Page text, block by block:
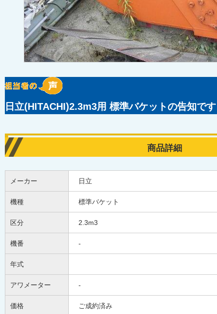
日立(HITACHI)2.3m3用 標準バケットの告知で
商品詳細
メーカー 日立
機種 標準バケット
区分 2.3m3
機番 -
年式
アワメーター -
価格 ご成約済み